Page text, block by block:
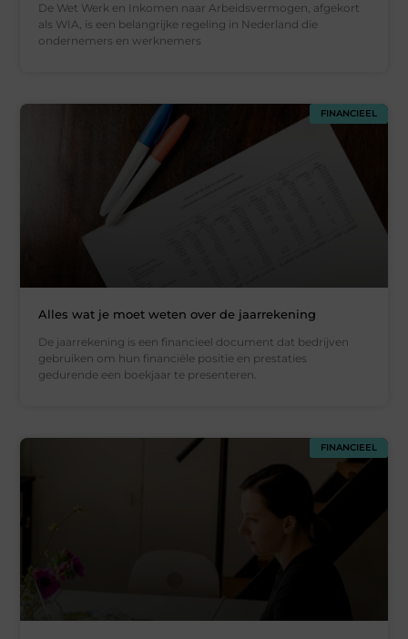
De Wet Werk en Inkomen naar Arbeidsvermogen, afgekort
als WIA, is een belangrijke regeling in Nederland die
ondernemers en werknemers
FINANCIEEL
Alles wat je moet weten over de jaarrekening
De jaarrekening is een financieel document dat bedrijven
gebruiken om hun financiële positie en prestaties
gedurende een boekjaar te presenteren.
FINANCIEEL